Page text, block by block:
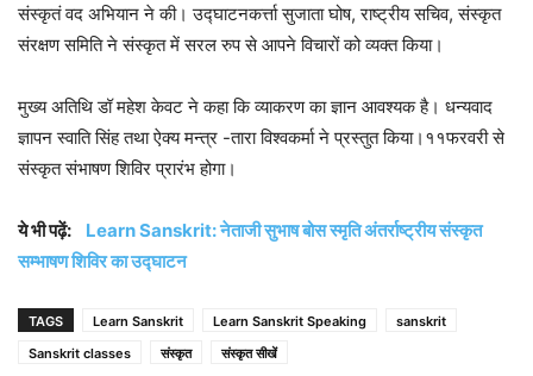
संस्कृतं वद अभियान ने की। उद्घाटनकर्त्ता सुजाता घोष, राष्ट्रीय सचिव, संस्कृत
संरक्षण समिति ने संस्कृत में सरल रुप से आपने विचारों को व्यक्त किया।
मुख्य अतिथि डॉ महेश केवट ने कहा कि व्याकरण का ज्ञान आवश्यक है। धन्यवाद
ज्ञापन स्वाति सिंह तथा ऐक्य मन्त्र -तारा विश्वकर्मा ने प्रस्तुत किया।११फरवरी से
संस्कृत संभाषण शिविर प्रारंभ होगा।
ये भी पढ़ें: Learn Sanskrit: नेताजी सुभाष बोस स्मृति अंतर्राष्ट्रीय संस्कृत
सम्भाषण शिविर का उद्घाटन
TAGS Learn Sanskrit Learn Sanskrit Speaking
sanskrit
Sanskrit classes
संस्कृत संस्कृत सीखें